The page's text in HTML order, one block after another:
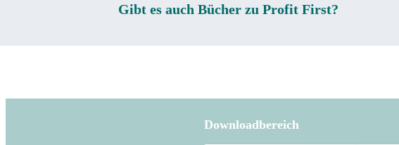
Gibt es auch Bücher zu Profit First?
Downloadbereich